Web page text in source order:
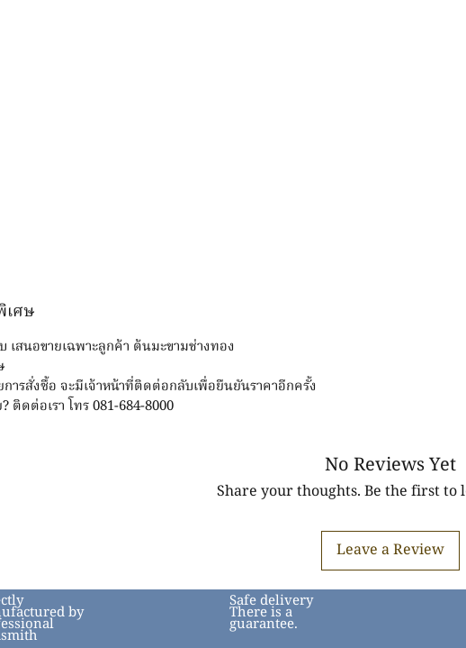
เศษ
เสนอขายเฉพาะลูกค้า ต้นมะขามช่างทอง
การสั่งซื้อ จะมีเจ้าหน้าที่ติดต่อกลับเพื่อยืนยันราคาอีกครั้ง
ติดต่อเรา โทร 081-684-8000
No Reviews Yet
Share your thoughts. Be the first to
Leave a Review
by
Safe delivery
There is a
guarantee.